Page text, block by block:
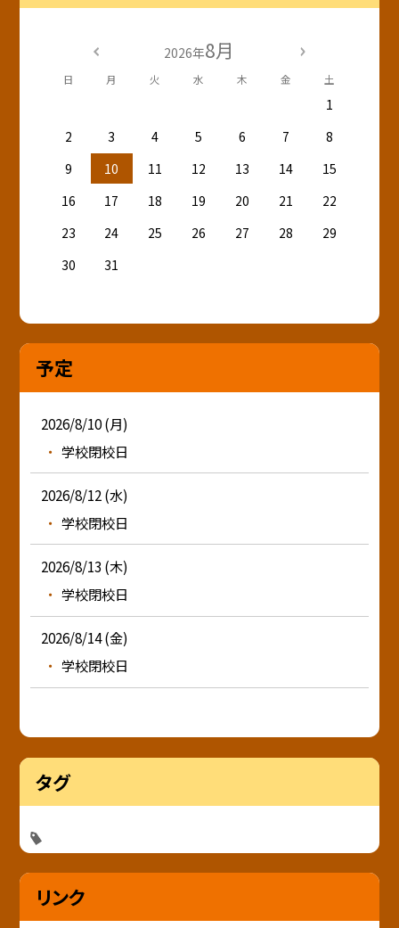
2026年8月
日 月 火 水 木 金 土
1
2
3 4 5 6 7
8
9
10 11 12 13 14
15
16
17 18 19 20 21
22
23
24 25 26 27 28
29
30
31
予定
2026/8/10 (月)
学校閉校日
2026/8/12 (水)
学校閉校日
2026/8/13 (木)
学校閉校日
2026/8/14 (金)
学校閉校日
タグ
リンク